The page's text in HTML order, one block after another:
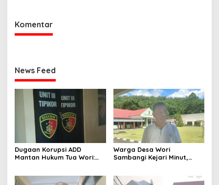
Komentar
News Feed
Dugaan Korupsi ADD
Mantan Hukum Tua Wori:
Warga Desa Wori
Sambangi Kejari Minut,
Dana Desa